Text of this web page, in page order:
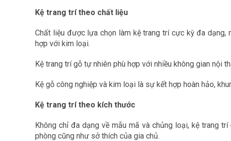
Kệ trang trí theo chất liệu
Chất liệu được lựa chọn làm kệ trang trí cực kỳ đa
hợp với kim loại.
Kệ trang trí gỗ tự nhiên phù hợp với nhiều không gian nội
Kệ gỗ công nghiệp và kim loại là sự kết hợp hoàn hảo,
Kệ trang trí theo kích thước
Không chỉ đa dạng về mẫu mã và chủng loại, kệ trang
phòng cũng như sở thích của gia chủ.